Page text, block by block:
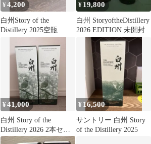
¥4,200
白州Story of the
Distillery 2025空瓶
¥ 19,800
白州 StoryoftheDistillery
2026 EDITION 未開封
¥41,000
白州 Story of the
Distillery 2026 2本セッ
ト
¥ 16,500
サントリー 白州 Story
of the Distillery 2025